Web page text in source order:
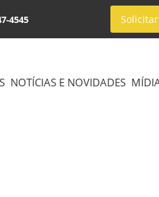
4545
NOTÍCIAS E NOVIDADES